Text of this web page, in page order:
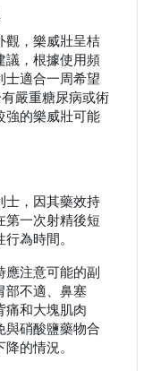
觀，樂威壯呈桔
議，根據使用頻
士適合一周希望
嚴重糖尿病或術
強的樂威壯可能
士，因其藥效持
第一次射精後短
為時間。
注意可能的副
部不適、鼻塞
痛和大塊肌肉
與硝酸鹽藥物合
的情況。